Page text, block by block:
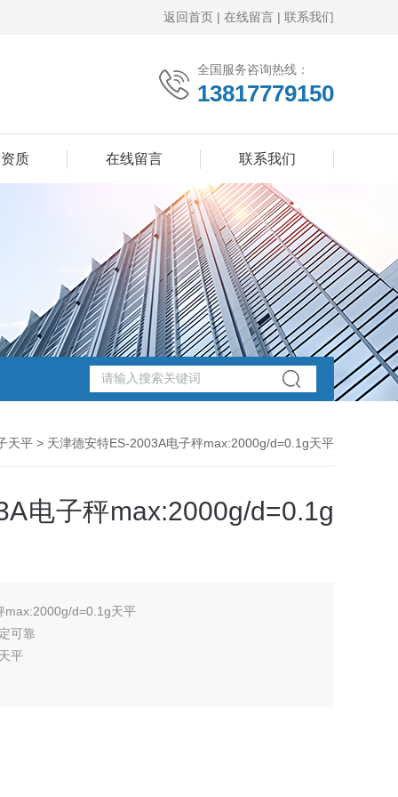
返回首页 | 在线留言 | 联系我们
全国服务咨询热线：
13817779150
质 在线留言 联系我们
天平 > 天津德安特ES-2003A电子秤max:2000g/d=0.1g天平
电子秤max:2000g/d=0.1g
max:2000g/d=0.1g天平
可靠
平